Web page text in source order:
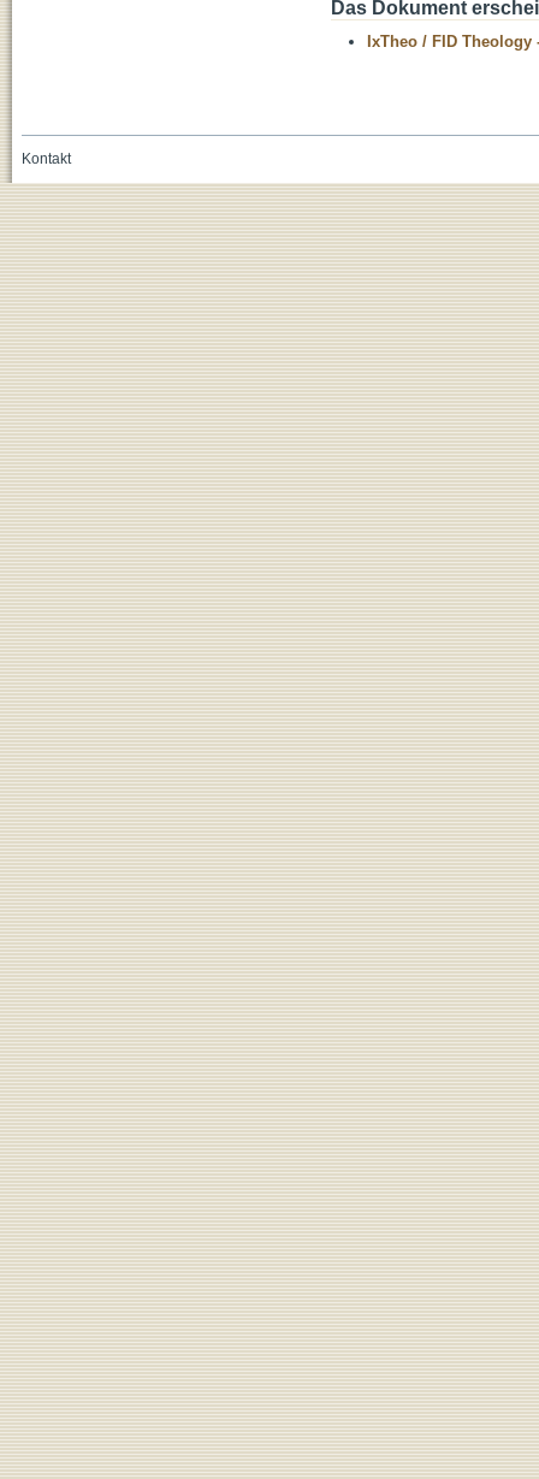
Das Dokument
IxTheo / FID Theology
Kontakt